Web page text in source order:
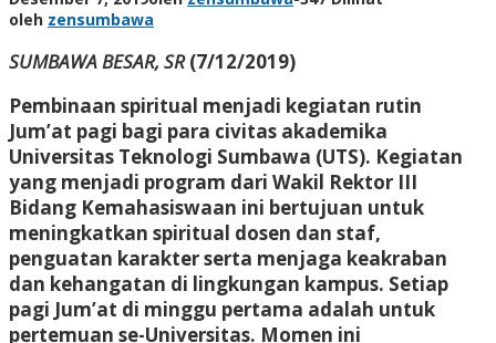
oleh zensumbawa
SUMBAWA BESAR, SR (7/12/2019)
Pembinaan spiritual menjadi kegiatan rutin
Jum’at pagi bagi para civitas akademika
Universitas Teknologi Sumbawa (UTS). Kegiatan
yang menjadi program dari Wakil Rektor III
Bidang Kemahasiswaan ini bertujuan untuk
meningkatkan spiritual dosen dan staf,
penguatan karakter serta menjaga keakraban
dan kehangatan di lingkungan kampus. Setiap
pagi Jum’at di minggu pertama adalah untuk
pertemuan se-Universitas. Momen ini